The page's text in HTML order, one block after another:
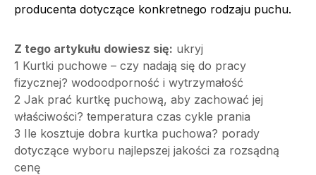
producenta dotyczące konkretnego rodzaju puchu.
Z tego artykułu dowiesz się: ukryj
1 Kurtki puchowe – czy nadają się do pracy
fizycznej? wodoodporność i wytrzymałość
2 Jak prać kurtkę puchową, aby zachować jej
właściwości? temperatura czas cykle prania
3 Ile kosztuje dobra kurtka puchowa? porady
dotyczące wyboru najlepszej jakości za rozsądną
cenę